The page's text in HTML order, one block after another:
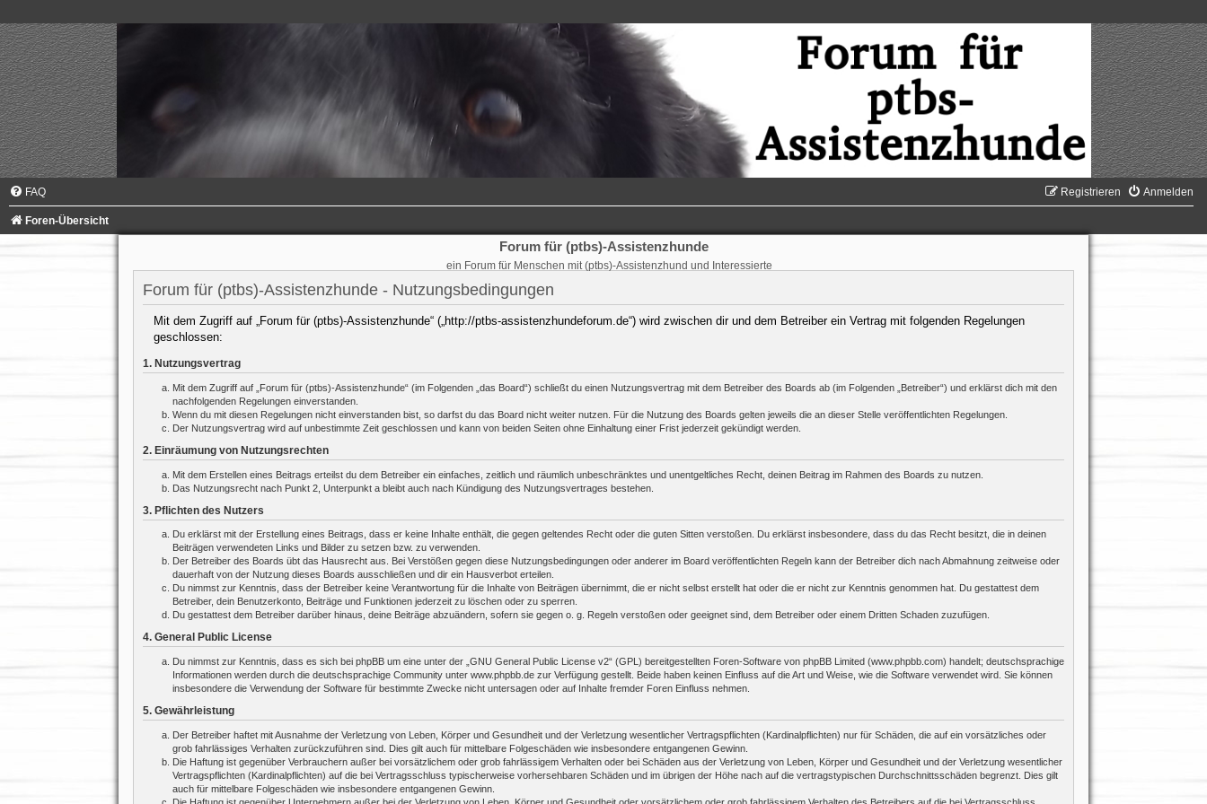
FAQ Anmelden
Registrieren
Foren-Übersicht
Forum für (ptbs)-Assistenzhunde
ein Forum für Menschen mit (ptbs)-Assistenzhund und Interessierte
Forum für (ptbs)-Assistenzhunde - Nutzungsbedingungen
Mit dem Zugriff auf „Forum für (ptbs)-Assistenzhunde“ („http://ptbs-assistenzhundeforum.de“) wird zwischen dir und dem Betreiber ein Vertrag mit folgenden Regelungen
geschlossen:
1. Nutzungsvertrag
Mit dem Zugriff auf „Forum für (ptbs)-Assistenzhunde“ (im Folgenden „das Board“) schließt du einen Nutzungsvertrag mit dem Betreiber des Boards ab (im Folgenden „Betreiber“) und erklärst dich mit den
nachfolgenden Regelungen einverstanden.
Wenn du mit diesen Regelungen nicht einverstanden bist, so darfst du das Board nicht weiter nutzen. Für die Nutzung des Boards gelten jeweils die an dieser Stelle veröffentlichten Regelungen.
Der Nutzungsvertrag wird auf unbestimmte Zeit geschlossen und kann von beiden Seiten ohne Einhaltung einer Frist jederzeit gekündigt werden.
2. Einräumung von Nutzungsrechten
Mit dem Erstellen eines Beitrags erteilst du dem Betreiber ein einfaches, zeitlich und räumlich unbeschränktes und unentgeltliches Recht, deinen Beitrag im Rahmen des Boards zu nutzen.
Das Nutzungsrecht nach Punkt 2, Unterpunkt a bleibt auch nach Kündigung des Nutzungsvertrages bestehen.
3. Pflichten des Nutzers
Du erklärst mit der Erstellung eines Beitrags, dass er keine Inhalte enthält, die gegen geltendes Recht oder die guten Sitten verstoßen. Du erklärst insbesondere, dass du das Recht besitzt, die in deinen
Beiträgen verwendeten Links und Bilder zu setzen bzw. zu verwenden.
Der Betreiber des Boards übt das Hausrecht aus. Bei Verstößen gegen diese Nutzungsbedingungen oder anderer im Board veröffentlichten Regeln kann der Betreiber dich nach Abmahnung zeitweise oder
dauerhaft von der Nutzung dieses Boards ausschließen und dir ein Hausverbot erteilen.
Du nimmst zur Kenntnis, dass der Betreiber keine Verantwortung für die Inhalte von Beiträgen übernimmt, die er nicht selbst erstellt hat oder die er nicht zur Kenntnis genommen hat. Du gestattest dem
Betreiber, dein Benutzerkonto, Beiträge und Funktionen jederzeit zu löschen oder zu sperren.
Du gestattest dem Betreiber darüber hinaus, deine Beiträge abzuändern, sofern sie gegen o. g. Regeln verstoßen oder geeignet sind, dem Betreiber oder einem Dritten Schaden zuzufügen.
4. General Public License
Du nimmst zur Kenntnis, dass es sich bei phpBB um eine unter der „ GNU General Public License v2“ (GPL) bereitgestellten Foren-Software von phpBB Limited (www.phpbb.com) handelt; deutschsprachige
Informationen werden durch die deutschsprachige Community unter www.phpbb.de zur Verfügung gestellt. Beide haben keinen Einfluss auf die Art und Weise, wie die Software verwendet wird. Sie können
insbesondere die Verwendung der Software für bestimmte Zwecke nicht untersagen oder auf Inhalte fremder Foren Einfluss nehmen.
5. Gewährleistung
Der Betreiber haftet mit Ausnahme der Verletzung von Leben, Körper und Gesundheit und der Verletzung wesentlicher Vertragspflichten (Kardinalpflichten) nur für Schäden, die auf ein vorsätzliches oder
grob fahrlässiges Verhalten zurückzuführen sind. Dies gilt auch für mittelbare Folgeschäden wie insbesondere entgangenen Gewinn.
Die Haftung ist gegenüber Verbrauchern außer bei vorsätzlichem oder grob fahrlässigem Verhalten oder bei Schäden aus der Verletzung von Leben, Körper und Gesundheit und der Verletzung wesentlicher
Vertragspflichten (Kardinalpflichten) auf die bei Vertragsschluss typischerweise vorhersehbaren Schäden und im übrigen der Höhe nach auf die vertragstypischen Durchschnittsschäden begrenzt. Dies gilt
auch für mittelbare Folgeschäden wie insbesondere entgangenen Gewinn.